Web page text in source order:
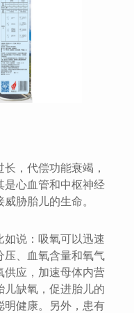
，代偿功能衰竭，
是心血管和中枢神经
胁胎儿的生命。
如说：吸氧可以迅速
压、血氧含量和氧气
供应，加速母体内营
儿缺氧，促进胎儿的
明健康。另外，患有